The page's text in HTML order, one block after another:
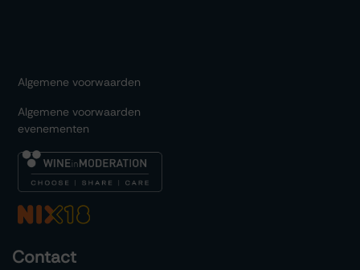
Algemene voorwaarden
Algemene voorwaarden
evenementen
Contact